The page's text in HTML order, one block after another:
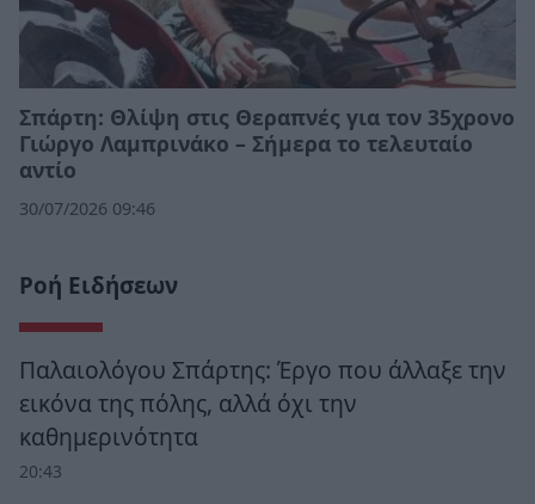
Σπάρτη: Θλίψη στις Θεραπνές για τον 35χρονο
Γιώργο Λαμπρινάκο – Σήμερα το τελευταίο
αντίο
30/07/2026 09:46
Ροή Ειδήσεων
Παλαιολόγου Σπάρτης: Έργο που άλλαξε την
εικόνα της πόλης, αλλά όχι την
καθημερινότητα
20:43